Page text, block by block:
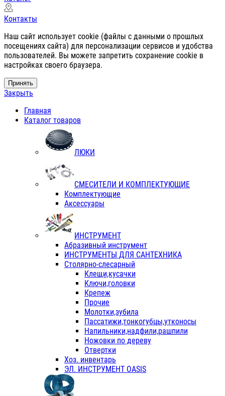
Контакты
Наш сайт использует cookie (файлы с данными о прошлых
посещениях сайта) для персонализации сервисов и удобства
пользователей. Вы можете запретить сохранение cookie в
настройках своего браузера.
Принять
Закрыть
Главная
Каталог товаров
ЛЮКИ
СМЕСИТЕЛИ И КОМПЛЕКТУЮЩИЕ
Комплектующие
Аксессуары
ИНСТРУМЕНТ
Абразивный инструмент
ИНСТРУМЕНТЫ ДЛЯ САНТЕХНИКА
Столярно-слесарный
Клещи,кусачки
Ключи,головки
Крепеж
Прочие
Молотки,зубила
Пассатижи,тонкогубцы,утконосы
Напильники,надфили,рашпили
Ножовки по дереву
Отвертки
Хоз. инвентарь
ЭЛ. ИНСТРУМЕНТ OASIS